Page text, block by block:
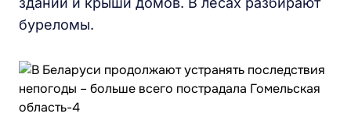
буреломы.